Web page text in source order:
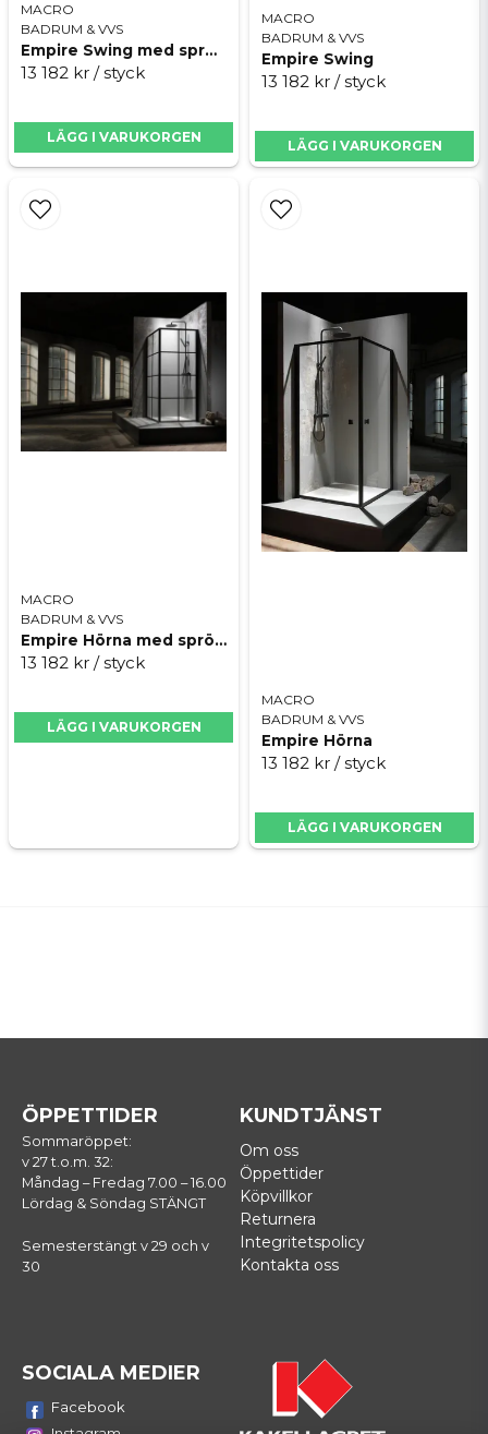
MACRO
BADRUM & VVS
Empire Swing med spröjs
13 182 kr / styck
LÄGG I VARUKORGEN
MACRO
BADRUM & VVS
Empire Swing
13 182 kr / styck
LÄGG I VARUKORGEN
MACRO
BADRUM & VVS
Empire Hörna med spröjs
13 182 kr / styck
LÄGG I VARUKORGEN
MACRO
BADRUM & VVS
Empire Hörna
13 182 kr / styck
LÄGG I VARUKORGEN
ÖPPETTIDER
Sommaröppet:
v 27 t.o.m. 32:
Måndag – Fredag 7.00 – 16.00
Lördag & Söndag STÄNGT
Semesterstängt v 29 och v
30
KUNDTJÄNST
Om oss
Öppettider
Köpvillkor
Returnera
Integritetspolicy
Kontakta oss
SOCIALA MEDIER
Facebook